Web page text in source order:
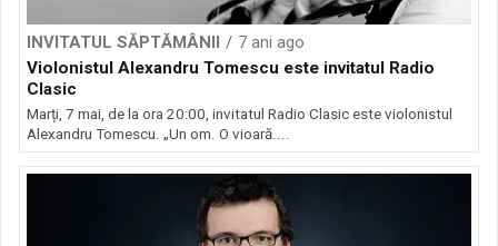
INVITATUL SĂPTĂMÂNII
7 ani ago
Violonistul Alexandru Tomescu este invitatul Radio
Clasic
Marți, 7 mai, de la ora 20:00, invitatul Radio Clasic este violonistul
Alexandru Tomescu. „Un om. O vioară....